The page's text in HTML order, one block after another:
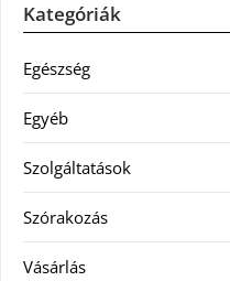
Kategóriák
Egészség
Egyéb
Szolgáltatások
Szórakozás
Vásárlás